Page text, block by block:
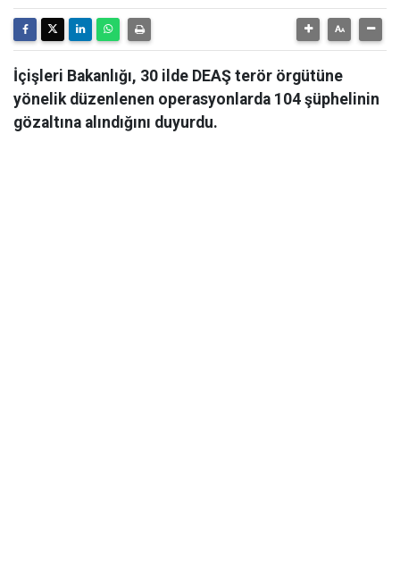
İçişleri Bakanlığı, 30 ilde DEAŞ terör örgütüne
yönelik düzenlenen operasyonlarda 104 şüphelinin
gözaltına alındığını duyurdu.